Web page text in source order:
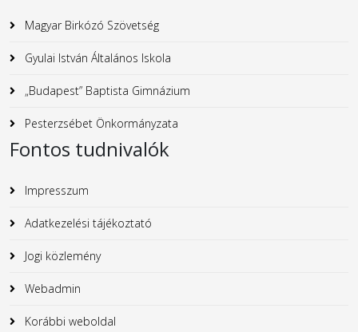
Magyar Birkózó Szövetség
Gyulai István Általános Iskola
„Budapest” Baptista Gimnázium
Pesterzsébet Önkormányzata
Fontos tudnivalók
Impresszum
Adatkezelési tájékoztató
Jogi közlemény
Webadmin
Korábbi weboldal